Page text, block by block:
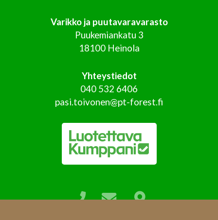
Varikko ja puutavaravarasto
Puukemiankatu 3
18100 Heinola
Yhteystiedot
040 532 6406
pasi.toivonen@pt-forest.fi